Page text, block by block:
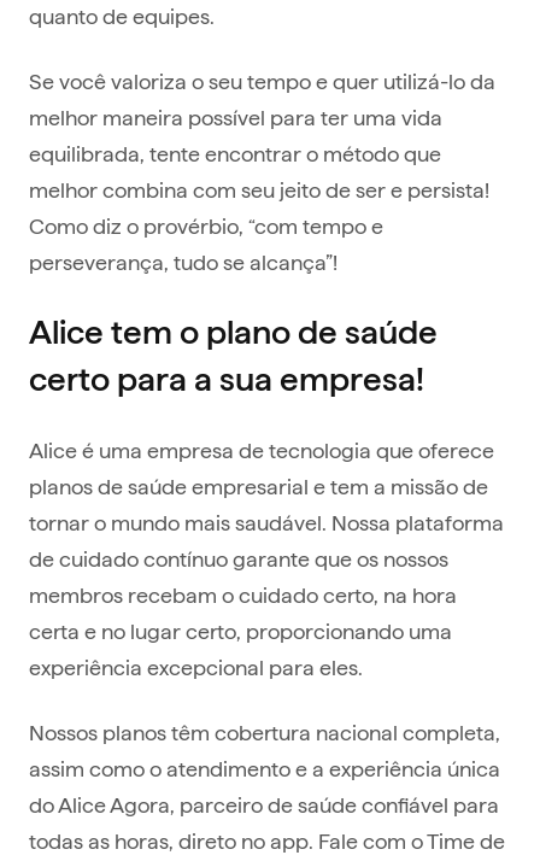
quanto de equipes.
Se você valoriza o seu tempo e quer utilizá-lo da
melhor maneira possível para ter uma vida
equilibrada, tente encontrar o método que
melhor combina com seu jeito de ser e persista!
Como diz o provérbio, “com tempo e
perseverança, tudo se alcança”!
Alice tem o plano de saúde
certo para a sua empresa!
Alice é uma empresa de tecnologia que oferece
planos de saúde empresarial e tem a missão de
tornar o mundo mais saudável. Nossa plataforma
de cuidado contínuo garante que os nossos
membros recebam o cuidado certo, na hora
certa e no lugar certo, proporcionando uma
experiência excepcional para eles.
Nossos planos têm cobertura nacional completa,
assim como o atendimento e a experiência única
do Alice Agora, parceiro de saúde confiável para
todas as horas, direto no app. Fale com o Time de